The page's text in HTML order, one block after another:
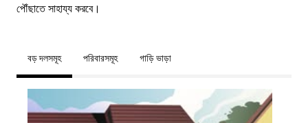
পৌঁছাতে সাহায্য করবে।
বড় দলসমূহ পরিবারসমূহ গাড়ি ভাড়া